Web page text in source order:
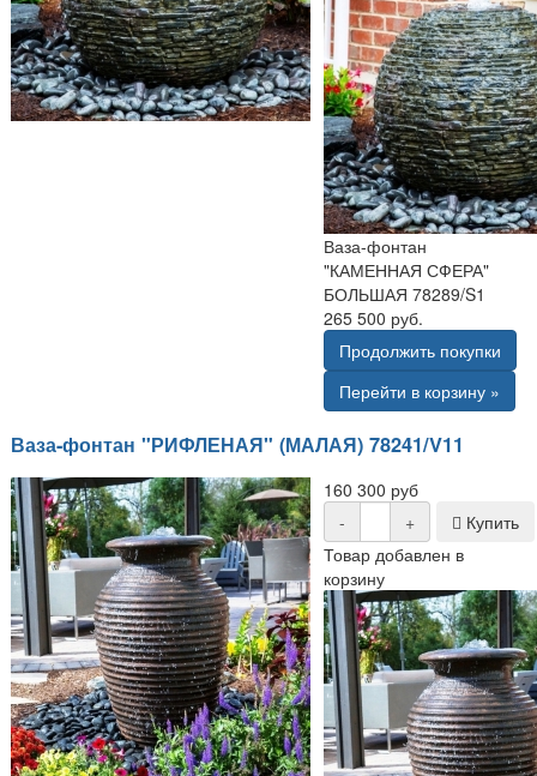
Ваза-фонтан
"КАМЕННАЯ СФЕРА"
БОЛЬШАЯ 78289/S1
265 500 руб.
Продолжить покупки
Перейти в корзину »
Ваза-фонтан "РИФЛЕНАЯ" (МАЛАЯ) 78241/V11
160 300 руб
-
+
Купить
Товар добавлен в
корзину